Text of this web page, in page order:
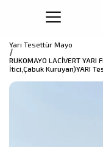
Yarı Tesettür Mayo
RUKOMAYO LACİVERT YARI
İtici,Çabuk Kuruyan)YARI